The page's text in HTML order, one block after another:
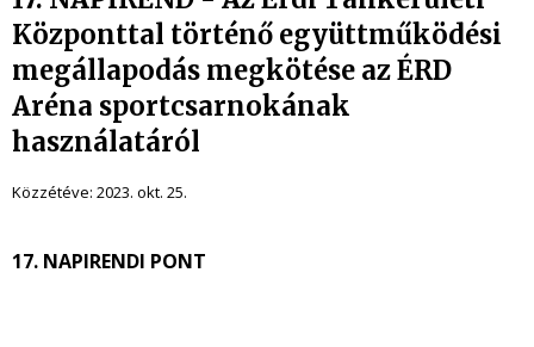
Központtal történő együttműködési
megállapodás megkötése az ÉRD
Aréna sportcsarnokának
használatáról
Közzétéve: 2023. okt. 25.
17. NAPIRENDI PONT